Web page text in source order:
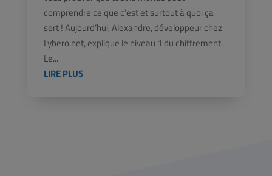
comprendre ce que c’est et surtout à quoi ça
sert ! Aujourd’hui, Alexandre, développeur chez
Lybero.net, explique le niveau 1 du chiffrement.
Le...
LIRE PLUS